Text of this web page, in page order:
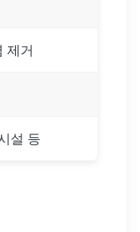
제거
설 등